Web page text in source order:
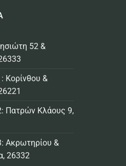
52 &
Κορίνθου &
Πατρών Κλάους 9,
Ακρωτηρίου &
26332